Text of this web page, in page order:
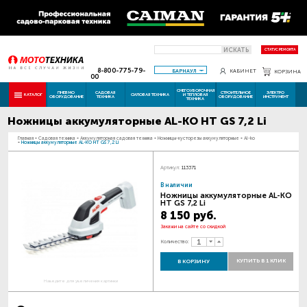
ИСКАТЬ СТАТУС РЕМОНТА
8-800-775-79-
00
БАРНАУЛ КАБИНЕТ КОРЗИНА
КАТАЛОГ ПНЕВМО
ОБОРУДОВАНИЕ
САДОВАЯ
ТЕХНИКА СИЛОВАЯ ТЕХНИКА
СНЕГОУБОРОЧНАЯ
И ТЕПЛОВАЯ
ТЕХНИКА
СТРОИТЕЛЬНОЕ
ОБОРУДОВАНИЕ
ЭЛЕКТРО
ИНСТРУМЕНТ
Ножницы аккумуляторные AL-KO HT GS 7,2 Li
Главная - Садовая техника - Аккумуляторная садовая техника - Ножницы-кусторезы аккумуляторные - Al-ko
- Ножницы аккумуляторные AL-KO HT GS 7,2 Li
Наведите для увеличения картинки
Артикул: 113371
В наличии
Ножницы аккумуляторные AL-KO
HT GS 7,2 Li
8 150 руб.
Закажи на сайте со скидкой
Количество:
В КОРЗИНУ КУПИТЬ В 1 КЛИК